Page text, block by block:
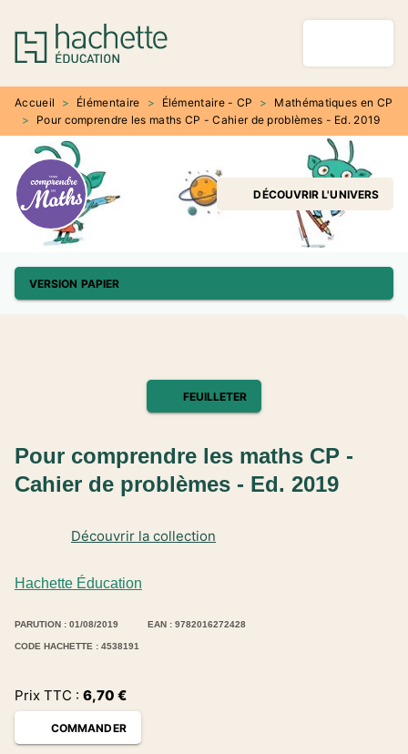
MENU RECHERCHE
PIED DE PAGE
Accueil > Élémentaire > Élémentaire - CP >
Mathématiques en CP
>
Pour comprendre les maths CP - Cahier de problèmes - Ed. 2019
DÉCOUVRIR L'UNIVERS
VERSION PAPIER
FEUILLETER
Hachette Éducation
Découvrir la collection
Pour comprendre les maths CP -
Cahier de problèmes - Ed. 2019
PARUTION : 01/08/2019 EAN : 9782016272428
CODE HACHETTE : 4538191
Prix TTC : 6,70 €
COMMANDER